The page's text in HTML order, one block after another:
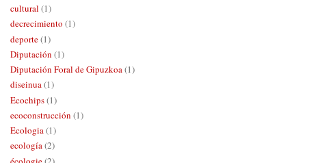
cultural (1)
decrecimiento (1)
deporte(1)
Diputación (1)
Diputación Foral de Gipuzkoa(1)
diseinua(1)
Ecochips(1)
ecoconstrucción (1)
Ecologia(1)
ecología(2)